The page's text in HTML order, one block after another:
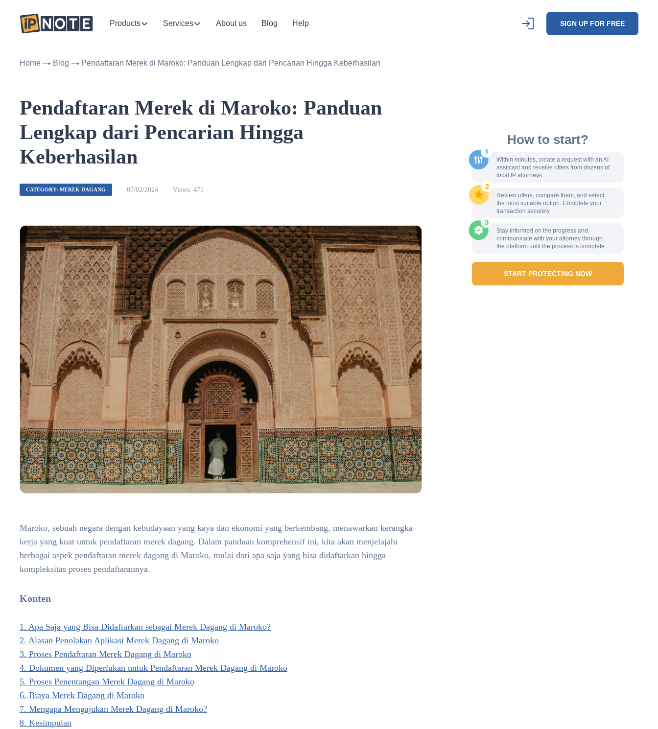
Products Services About us Blog Help SIGN UP FOR FREE
Home Blog Pendaftaran Merek di Maroko: Panduan Lengkap dari Pencarian Hingga Keberhasilan
How to start?
Within minutes, create a request with an AI
assistant and receive offers from dozens of
local IP attorneys
Review offers, compare them, and select
the most suitable option. Complete your
transaction securely
Stay informed on the progress and
communicate with your attorney through
the platform until the process is complete
START PROTECTING NOW
Pendaftaran Merek di Maroko: Panduan
Lengkap dari Pencarian Hingga
Keberhasilan
CATEGORY: MEREK DAGANG 07/02/2024 Views: 471
Maroko, sebuah negara dengan kebudayaan yang kaya dan ekonomi yang berkembang, menawarkan kerangka
kerja yang kuat untuk pendaftaran merek dagang. Dalam panduan komprehensif ini, kita akan menjelajahi
berbagai aspek pendaftaran merek dagang di Maroko, mulai dari apa saja yang bisa didaftarkan hingga
kompleksitas proses pendaftarannya.
Konten
1. Apa Saja yang Bisa Didaftarkan sebagai Merek Dagang di Maroko?
2. Alasan Penolakan Aplikasi Merek Dagang di Maroko
3. Proses Pendaftaran Merek Dagang di Maroko
4. Dokumen yang Diperlukan untuk Pendaftaran Merek Dagang di Maroko
5. Proses Penentangan Merek Dagang di Maroko
6. Biaya Merek Dagang di Maroko
7. Mengapa Mengajukan Merek Dagang di Maroko?
8. Kesimpulan